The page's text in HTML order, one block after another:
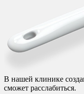
В нашей клинике
сможет расслабиться.